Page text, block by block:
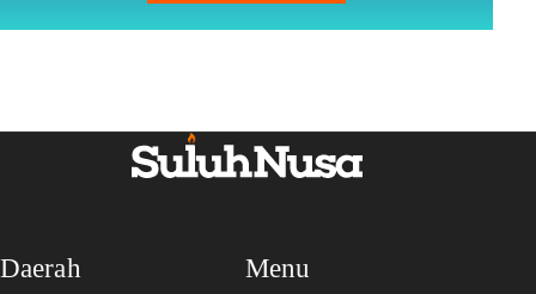
Daerah Menu